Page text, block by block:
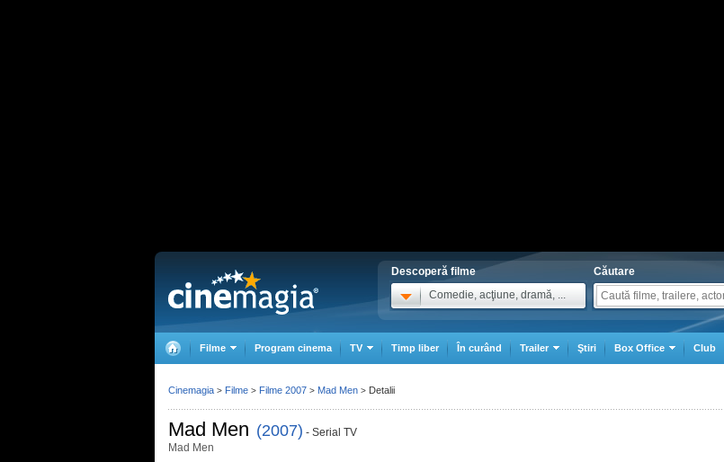
Descoperă filme
Comedie, acţiune, dramă, ...
Căutare
Filme Program cinema TV Timp liber În curând Trailer Ştiri Box Office Club
Mad Men (2007) - Serial TV
Mad Men
Cinemagia > Filme > Filme 2007 > Mad Men > Detalii